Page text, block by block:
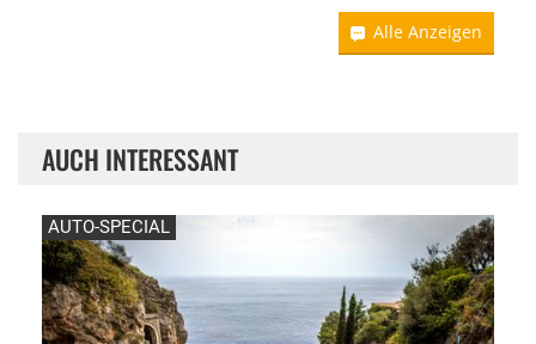
Alle Anzeigen
AUCH INTERESSANT
AUTO-SPECIAL